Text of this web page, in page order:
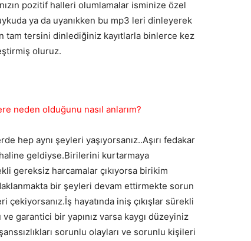
pozitif halleri olumlamalar isminize özel
ya da uyanıkken bu mp3 leri dinleyerek
tam tersini dinlediğiniz kayıtlarla binlerce kez
oluruz.
neden olduğunu nasıl anlarım?
hep aynı şeyleri yaşıyorsanız..Aşırı fedakar
geldiyse.Birilerini kurtarmaya
gereksiz harcamalar çıkıyorsa birikim
bir şeyleri devam ettirmekte sorun
çekiyorsanız.İş hayatında iniş çıkışlar sürekli
garantici bir yapınız varsa kaygı düzeyiniz
sorunlu olayları ve sorunlu kişileri